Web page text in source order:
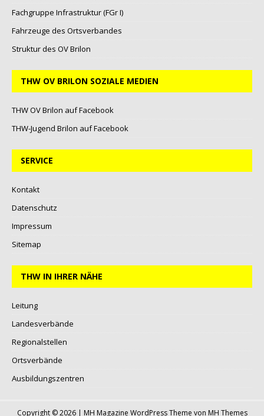
Fachgruppe Infrastruktur (FGr I)
Fahrzeuge des Ortsverbandes
Struktur des OV Brilon
THW OV BRILON SOZIALE MEDIEN
THW OV Brilon auf Facebook
THW-Jugend Brilon auf Facebook
SERVICE
Kontakt
Datenschutz
Impressum
Sitemap
THW IN IHRER NÄHE
Leitung
Landesverbände
Regionalstellen
Ortsverbände
Ausbildungszentren
Copyright © 2026 | MH Magazine WordPress Theme von MH Themes